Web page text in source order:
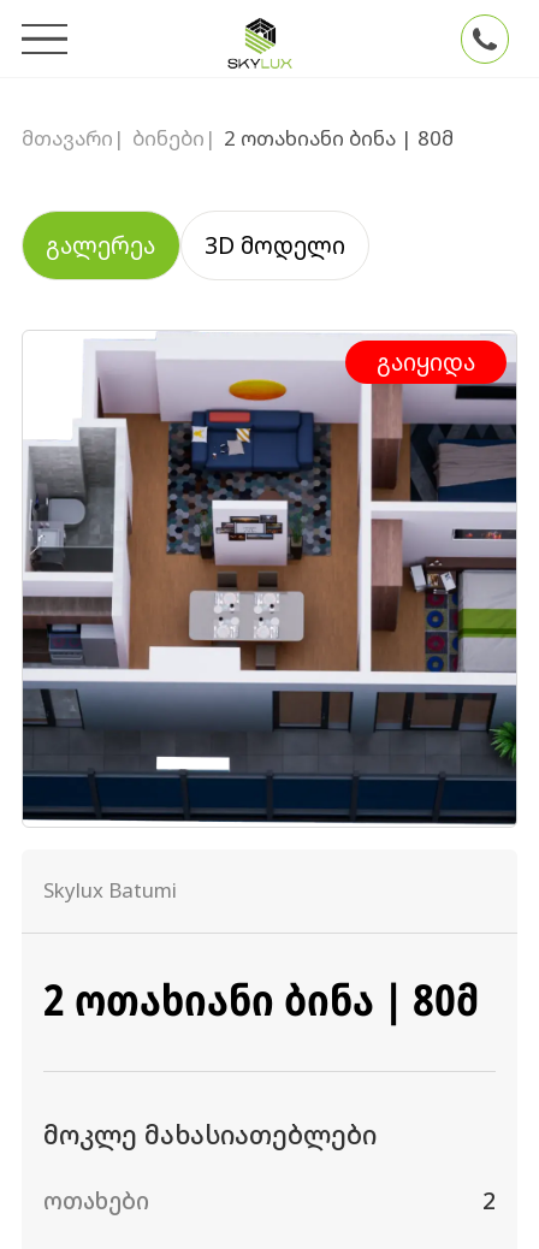
მთავარი | ბინები | 2 ოთახიანი ბინა | 80მ
გალერეა 3D მოდელი
გაიყიდა
Skylux Batumi
2 ᲝᲗᲐᲮᲘᲐᲜᲘ ᲑᲘᲜᲐ | 80Მ
მოკლე მახასიათებლები
ოთახები 2